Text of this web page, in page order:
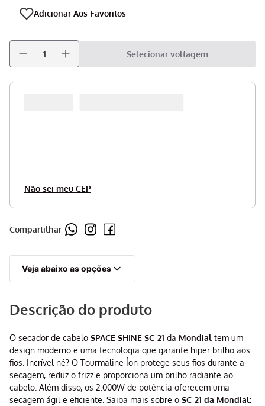
Selecionar voltagem
Não sei meu CEP
Compartilhar
Veja abaixo as opções
Descrição do produto
O secador de cabelo SPACE SHINE SC-21 da Mondial tem um
design moderno e uma tecnologia que garante hiper brilho aos
fios. Incrível né? O Tourmaline Íon protege seus fios durante a
secagem, reduz o frizz e proporciona um brilho radiante ao
cabelo. Além disso, os 2.000W de potência oferecem uma
secagem ágil e eficiente. Saiba mais sobre o SC-21 da Mondial: